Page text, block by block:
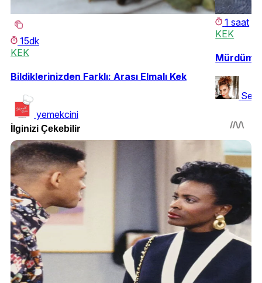
15dk
KEK
Bildiklerinizden Farklı: Arası Elmalı Kek
yemekcini
1 saat
KEK
Mürdüm